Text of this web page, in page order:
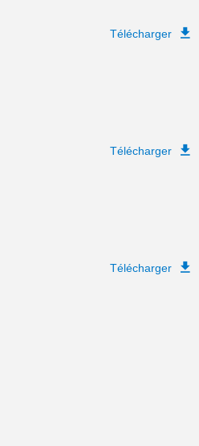
Télécharger
Télécharger
Télécharger